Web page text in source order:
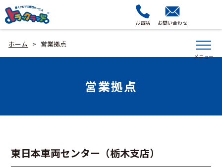
お電話 お問い合わせ
ホーム > 営業拠点
営業拠点
東日本車両センター（栃木支店）